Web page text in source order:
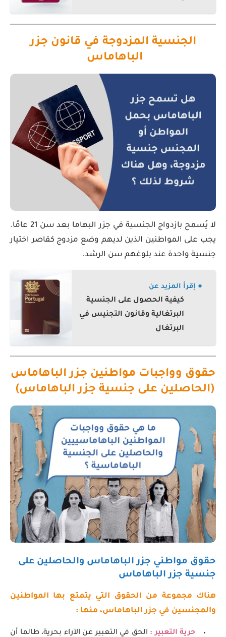
الجنسية المزدوجة في قانون جزر
الباهاماس
لا يُسمح بازدواج الجنسية في جزر البهاما بعد سن 21 عامًا.
يجب على المواطنين الذين لديهم وضع مزدوج كقاصر اختيار
جنسية واحدة عند بلوغهم سن الرشد.
● إقرأ المزيد عن
كيفية الحصول على الجنسية
البرتغالية وقانون التجنيس في
البرتغال
حقوق وواجبات مواطنين جزر الباهاماس
(الحاصلين على جنسية جزر الباهاماس)
حقوق مواطني جزر الباهاماس والحاصلين على
جنسية جزر الباهاماس
هناك مجموعة من الحقوق التي يتمتع بها المواطنين
والمجنسين في جزر الباهاماس، منها :
حرية التعبير : الحق في التعبير عن الآراء بحرية، طالما أن